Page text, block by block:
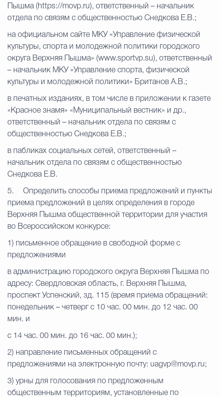
Пышма (https://movp.ru), ответственный – начальник
отдела по связям с общественностью Снедкова Е.В.;
на официальном сайте МКУ «Управление физической
культуры, спорта и молодежной политики городского
округа Верхняя Пышма» (www.sportvp.su), ответственный
– начальник МКУ «Управление спорта, физической
культуры и молодежной политики» Британов А.В.;
в печатных изданиях, в том числе в приложении к газете
«Красное знамя» «Муниципальный вестник» и др.,
ответственный – начальник отдела по связям с
общественностью Снедкова Е.В.;
в пабликах социальных сетей, ответственный –
начальник отдела по связям с общественностью
Снедкова Е.В.
5.
Определить способы приема предложений и пункты
приема предложений в целях определения в городе
Верхняя Пышма общественной территории для участия
во Всероссийском конкурсе:
1) письменное обращение в свободной форме с
предложениями
в администрацию городского округа Верхняя Пышма по
адресу: Свердловская область, г. Верхняя Пышма,
проспект Успенский, зд. 115 (время приема обращений:
понедельник – четверг с 10 час. 00 мин. до 12 час. 00
мин. и
с 14 час. 00 мин. до 16 час. 00 мин.);
2) направление письменных обращений с
предложениями на электронную почту: uagvp@movp.ru;
3) урны для голосования по предложенным
общественным территориям, установленные по